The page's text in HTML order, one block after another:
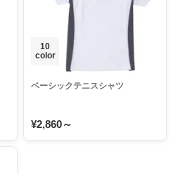
10
color
ベーシックテニスシャツ
¥2,860～